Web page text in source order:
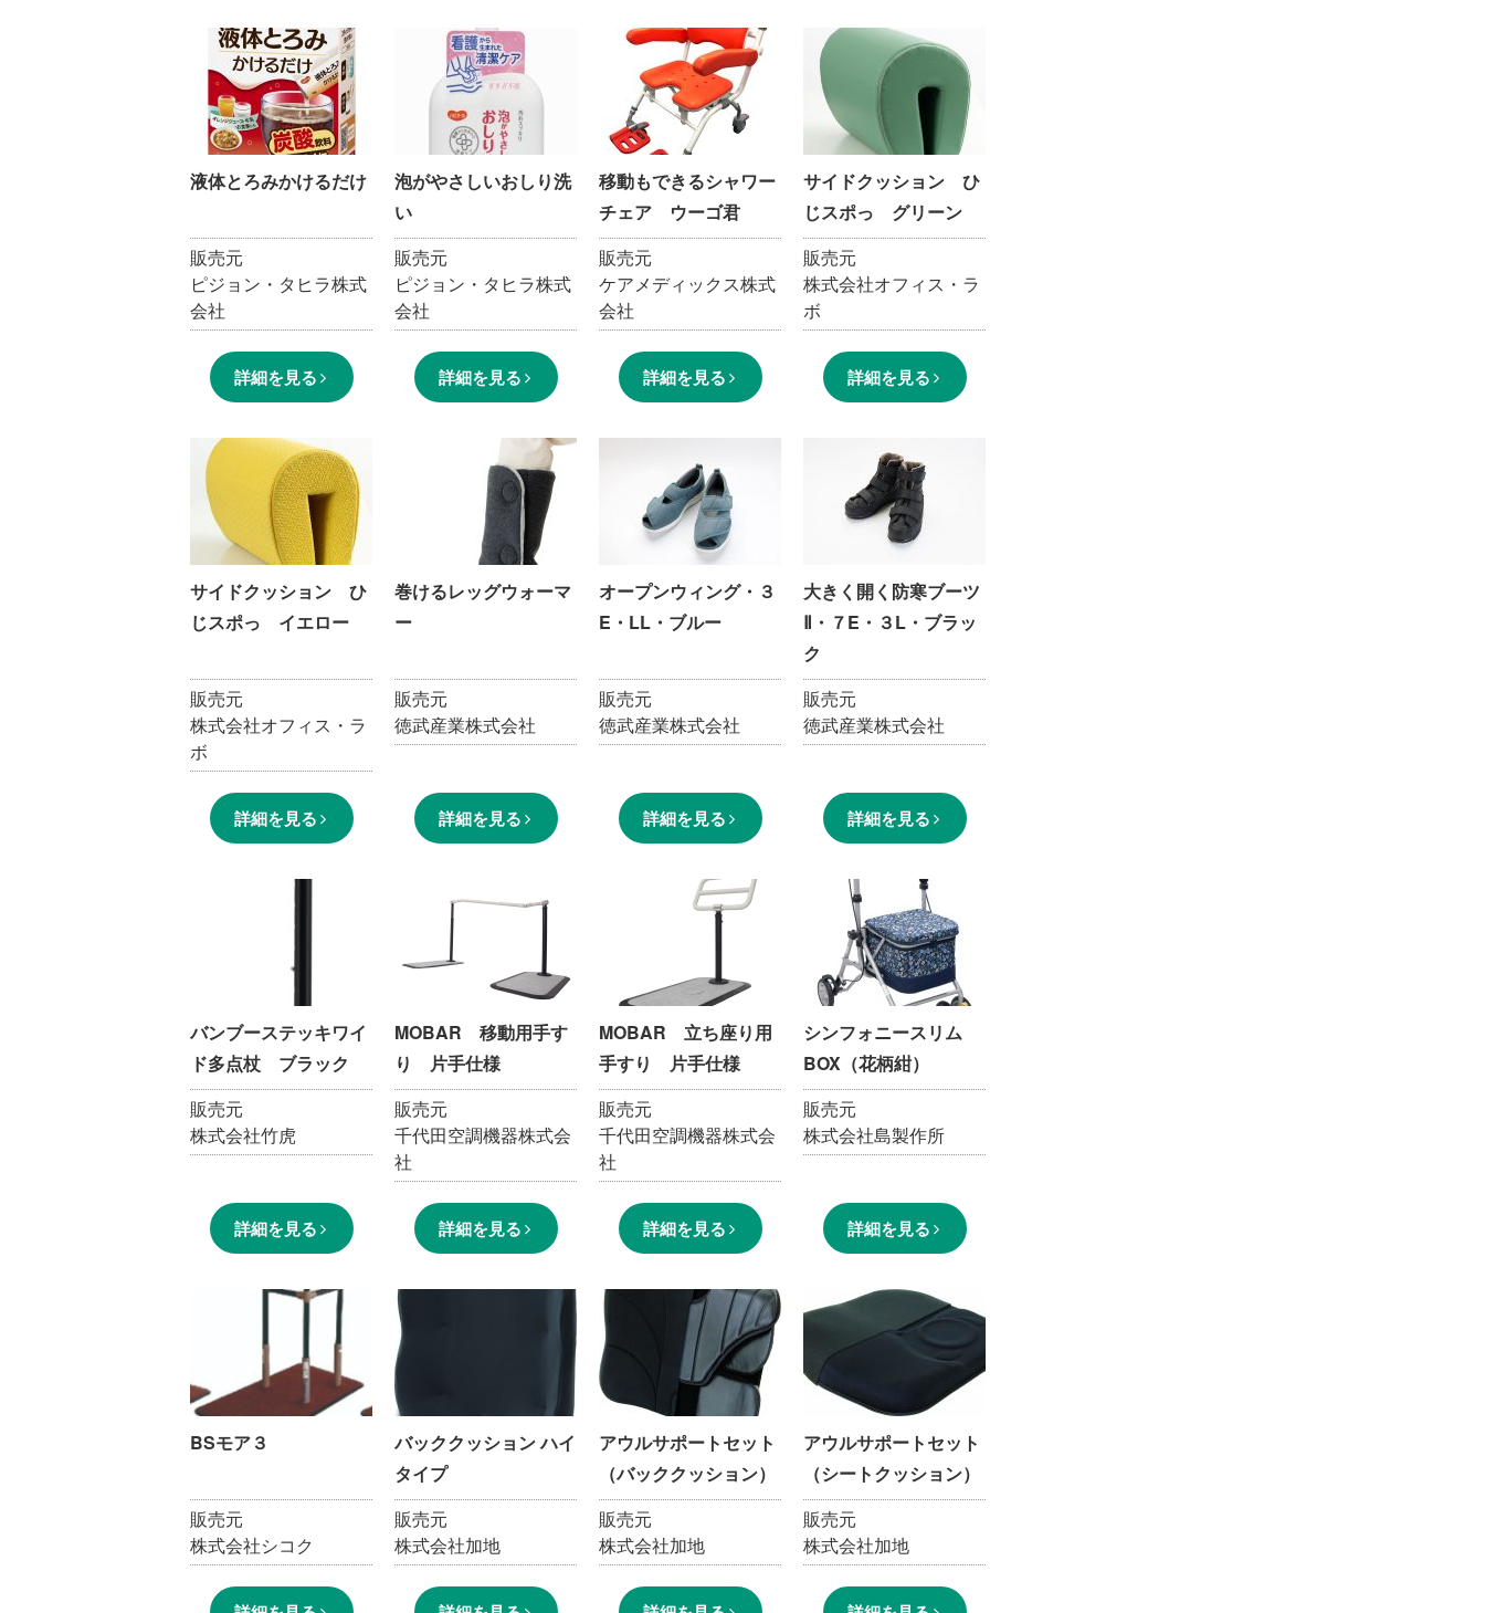
液体とろみかけるだけ
販売元
ピジョン・タヒラ株式
会社
詳細を見る
泡がやさしいおしり洗
い
販売元
ピジョン・タヒラ株式
会社
詳細を見る
移動もできるシャワー
チェア ウーゴ君
販売元
ケアメディックス株式
会社
詳細を見る
サイドクッション ひ
じスポっ グリーン
販売元
株式会社オフィス・ラ
ボ
詳細を見る
サイドクッション ひ
じスポっ イエロー
販売元
株式会社オフィス・ラ
ボ
詳細を見る
巻けるレッグウォーマ
ー
販売元
徳武産業株式会社
詳細を見る
オープンウィング・３
E・LL・ブルー
販売元
徳武産業株式会社
詳細を見る
大きく開く防寒ブーツ
Ⅱ・７E・３L・ブラッ
ク
販売元
徳武産業株式会社
詳細を見る
バンブーステッキワイ
ド多点杖 ブラック
販売元
株式会社竹虎
詳細を見る
MOBAR 移動用手す
り 片手仕様
販売元
千代田空調機器株式会
社
詳細を見る
MOBAR 立ち座り用
手すり 片手仕様
販売元
千代田空調機器株式会
社
詳細を見る
シンフォニースリム
BOX（花柄紺）
販売元
株式会社島製作所
詳細を見る
BSモア３
販売元
株式会社シコク
バッククッション ハイ
タイプ
販売元
株式会社加地
アウルサポートセット
（バッククッション）
販売元
株式会社加地
アウルサポートセット
（シートクッション）
販売元
株式会社加地